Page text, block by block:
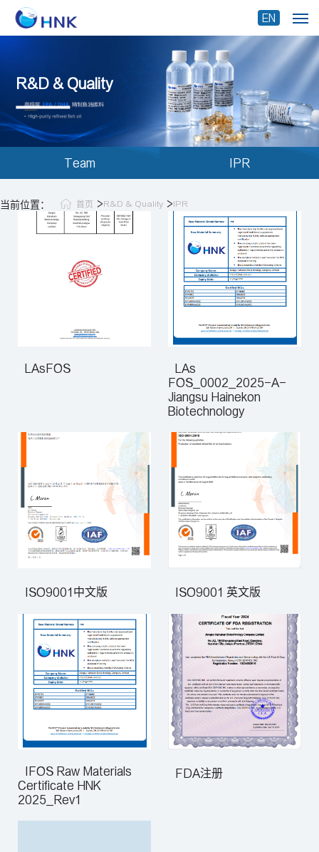
EN
R&D & Quality
Team IPR
当前位置： 首页 >R&D & Quality >IPR
LAsFOS
LAs
FOS_0002_2025-A-
Jiangsu Hainekon
Biotechnology
ISO9001中文版 ISO9001 英文版
IFOS Raw Materials
Certificate HNK
2025_Rev1
FDA注册